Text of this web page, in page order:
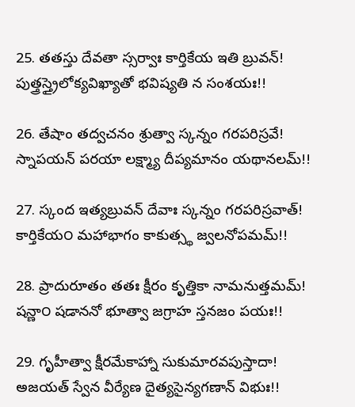
25. తతస్తు దేవతా స్సర్వాః కార్తికేయ ఇతి బ్రువన్!
పుత్త్రస్త్రైలోక్యవిఖ్యాతో భవిష్యతి న సంశయః!!
26. తేషాం తద్వచనం శ్రుత్వా స్కన్నం గర్భపరిస్రవే!
స్నాపయన్ పరయా లక్ష్మ్యా దీప్యమానం యథానలమ్!!
27. స్కంద ఇత్యబ్రువన్ దేవాః స్కన్నం గర్భపరిస్రవాత్!
కార్తికేయ౦ మహాభాగం కాకుత్స్థ జ్వలనోపమమ్!!
28. ప్రాదుర్భూతం తతః క్షీరం కృత్తికా నామనుత్తమమ్!
షన్ణా౦ షడాననో భూత్వా జగ్రాహ స్తనజం పయః!!
29. గృహీత్వా క్షీరమేకాహ్నా సుకుమారవపుస్తాదా!
అజయత్ స్వేన వీర్యేణ దైత్యసైన్యగణాన్ విభుః!!